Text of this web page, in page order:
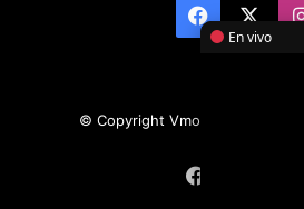
Facebook
© Copyright Vmotor TI 2026, All
En vivo